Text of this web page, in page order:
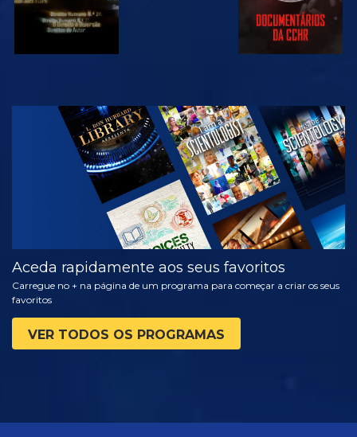
VER
EXPLORAR A
SÉRIE
Aceda rapidamente aos seus favoritos
Carregue no + na página de um programa para começar a criar os seus
favoritos
VER TODOS OS PROGRAMAS